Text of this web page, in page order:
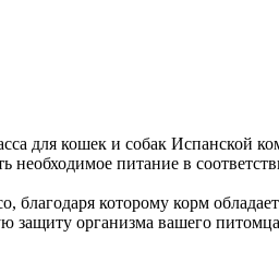
для кошек и собак Испанской
необходимое питание в
благодаря которому корм
защиту организма вашего